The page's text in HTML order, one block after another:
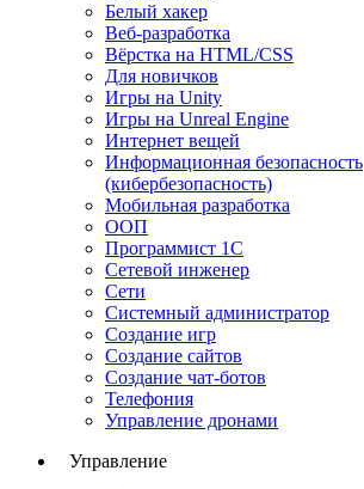
Белый хакер
Веб-разработка
Вёрстка на HTML/CSS
Для новичков
Игры на Unity
Игры на Unreal Engine
Интернет вещей
Информационная безопасность
(кибербезопасность)
Мобильная разработка
ООП
Программист 1С
Сетевой инженер
Сети
Системный администратор
Создание игр
Создание сайтов
Создание чат-ботов
Телефония
Управление дронами
Управление